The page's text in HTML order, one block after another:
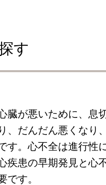
す
臓が悪いために、息
、だんだん悪くなり
す。⼼不全は進⾏性
疾患の早期発見と心
です。